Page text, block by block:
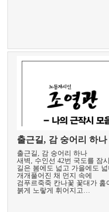
출근길, 감 숭어리 하나
출근길, 감 숭어리 하나
새벽, 수인선 42번 국도를 잠
길은 봄에도 넓고 가을에도
개개풀어진 채 먼지 속에
검푸르죽죽 칸나꽃 꽃대가 훑
붉게 노랗게 휘어지고…